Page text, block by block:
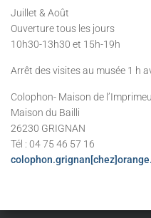
Juillet & Août
Ouverture tous les jours
10h30-13h30 et 15h-19h
Arrêt des visites au musée 1 h
Colophon- Maison de
Maison du Bailli
26230 GRIGNAN
Tél : 04 75 46 57 16